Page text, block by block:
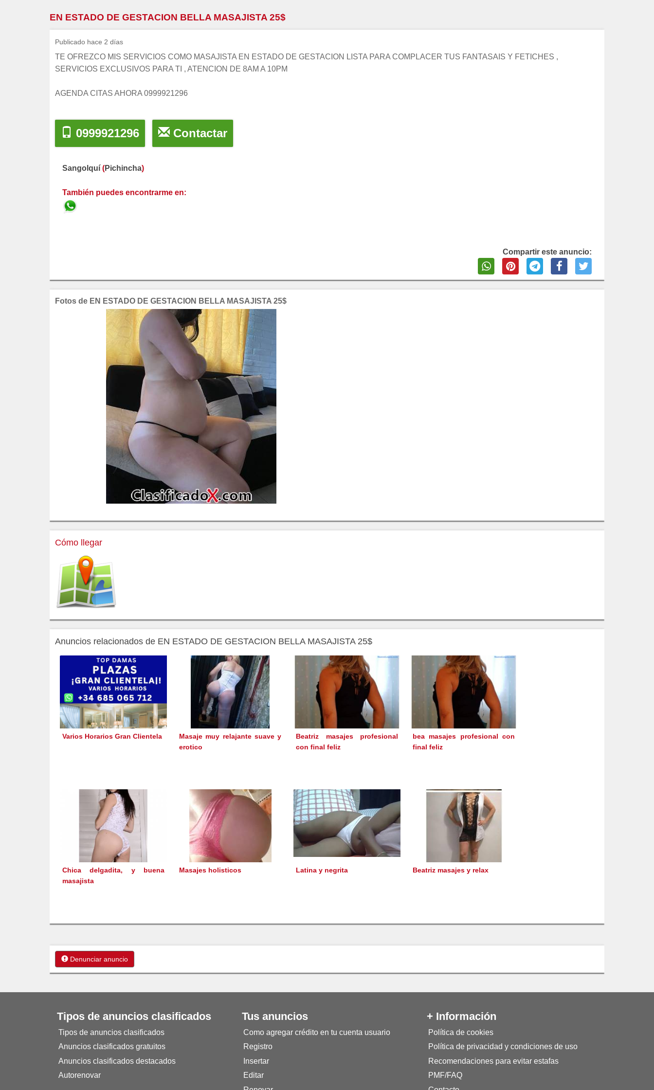
EN ESTADO DE GESTACION BELLA MASAJISTA 25$
Publicado hace 2 días
TE OFREZCO MIS SERVICIOS COMO MASAJISTA EN ESTADO DE GESTACION LISTA PARA COMPLACER TUS FANTASAIS Y FETICHES ,
SERVICIOS EXCLUSIVOS PARA TI , ATENCION DE 8AM A 10PM
AGENDA CITAS AHORA 0999921296
0999921296 Contactar
Sangolquí (Pichincha)
También puedes encontrarme en:
Compartir este anuncio:
Fotos de EN ESTADO DE GESTACION BELLA MASAJISTA 25$
Cómo llegar
Anuncios relacionados de EN ESTADO DE GESTACION BELLA MASAJISTA 25$
Varios Horarios Gran Clientela
Masaje muy relajante suave y
erotico
Beatriz masajes profesional
con final feliz
bea masajes profesional con
final feliz
Chica delgadita, y buena
masajista
Masajes holisticos Latina y negrita Beatriz masajes y relax
Denunciar anuncio
Tipos de anuncios clasificados
Tipos de anuncios clasificados
Anuncios clasificados gratuitos
Anuncios clasificados destacados
Autorenovar
Tus anuncios
Como agregar crédito en tu cuenta usuario
Registro
Insertar
Editar
+ Información
Política de cookies
Política de privacidad y condiciones de uso
Recomendaciones para evitar estafas
PMF/FAQ